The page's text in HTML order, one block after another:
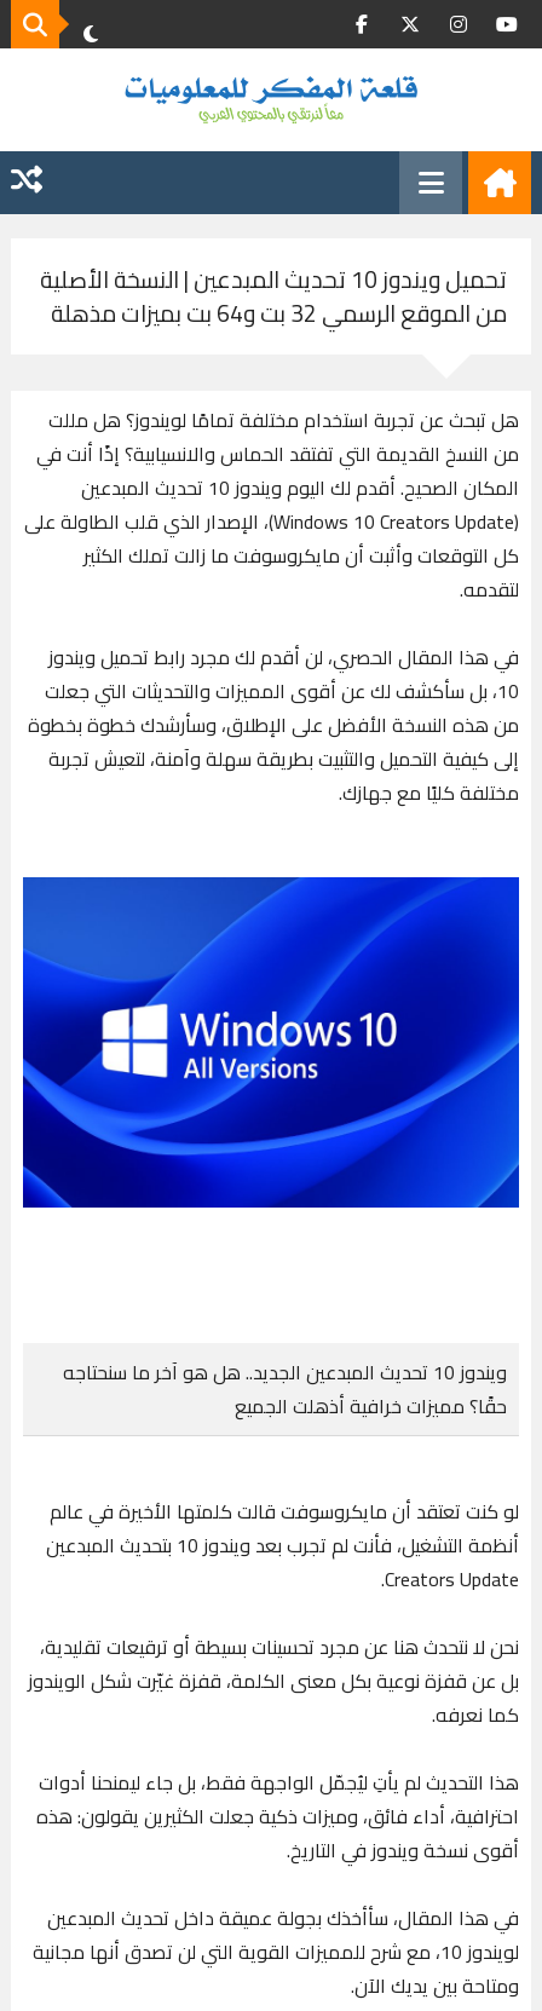
تحميل ويندوز 10 تحديث المبدعين | النسخة الأصلية
من الموقع الرسمي 32 بت و64 بت بميزات مذهلة
هل تبحث عن تجربة استخدام مختلفة تمامًا لويندوز؟ هل مللت
من النسخ القديمة التي تفتقد الحماس والانسيابية؟ إذًا أنت في
المكان الصحيح. أقدم لك اليوم ويندوز 10 تحديث المبدعين
(Windows 10 Creators Update)، الإصدار الذي قلب الطاولة على
كل التوقعات وأثبت أن مايكروسوفت ما زالت تملك الكثير
لتقدمه.
في هذا المقال الحصري، لن أقدم لك مجرد رابط تحميل ويندوز
10، بل سأكشف لك عن أقوى المميزات والتحديثات التي جعلت
من هذه النسخة الأفضل على الإطلاق، وسأرشدك خطوة بخطوة
إلى كيفية التحميل والتثبيت بطريقة سهلة وآمنة، لتعيش تجربة
مختلفة كليًا مع جهازك.
ويندوز 10 تحديث المبدعين الجديد.. هل هو آخر ما سنحتاجه
حقًا؟ مميزات خرافية أذهلت الجميع
لو كنت تعتقد أن مايكروسوفت قالت كلمتها الأخيرة في عالم
أنظمة التشغيل، فأنت لم تجرب بعد ويندوز 10 بتحديث المبدعين
Creators Update.
نحن لا نتحدث هنا عن مجرد تحسينات بسيطة أو ترقيعات تقليدية،
بل عن قفزة نوعية بكل معنى الكلمة، قفزة غيّرت شكل الويندوز
كما نعرفه.
هذا التحديث لم يأتِ ليُجمّل الواجهة فقط، بل جاء ليمنحنا أدوات
احترافية، أداء فائق، وميزات ذكية جعلت الكثيرين يقولون: هذه
أقوى نسخة ويندوز في التاريخ.
في هذا المقال، سأأخذك بجولة عميقة داخل تحديث المبدعين
لويندوز 10، مع شرح للمميزات القوية التي لن تصدق أنها مجانية
ومتاحة بين يديك الآن.